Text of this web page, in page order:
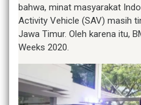
bahwa, minat masyarakat
Activity Vehicle (SAV) masih
Jawa Timur. Oleh karena itu,
Weeks 2020.